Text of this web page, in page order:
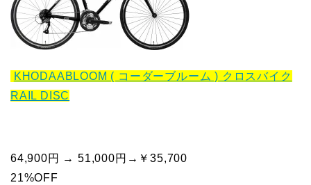
KHODAABLOOM ( コーダーブルーム ) クロスバイク
RAIL DISC
64,900円 → 51,000円→￥35,700
21%OFF